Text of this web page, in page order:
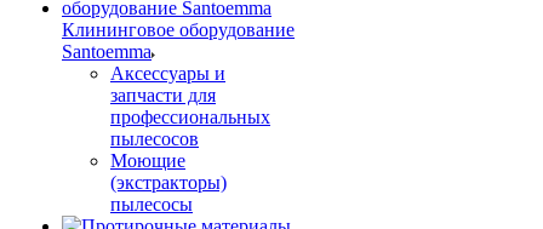
Клининговое оборудование
Santoemma
Аксессуары и
запчасти для
профессиональных
пылесосов
Моющие
(экстракторы)
пылесосы